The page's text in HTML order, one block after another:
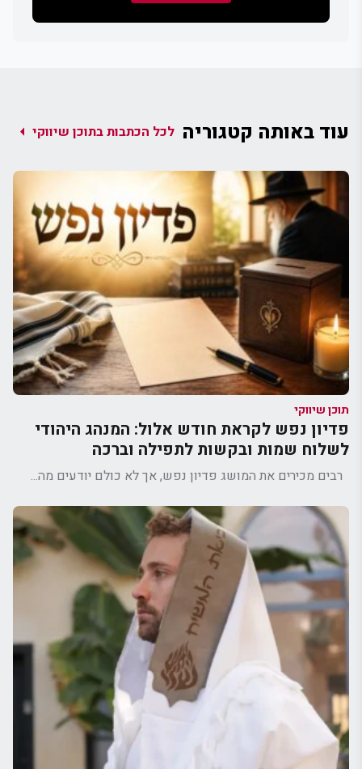
עוד באותה קטגוריה לכל הכתבות בתוכן שיווקי arrow_left
תוכן שיווקי
פדיון נפש לקראת חודש אלול: המנהג היהודי
לשלוח שמות ובקשות לתפילה וברכה
רבים מכירים את המושג פדיון נפש, אך לא כולם יודעים מה...